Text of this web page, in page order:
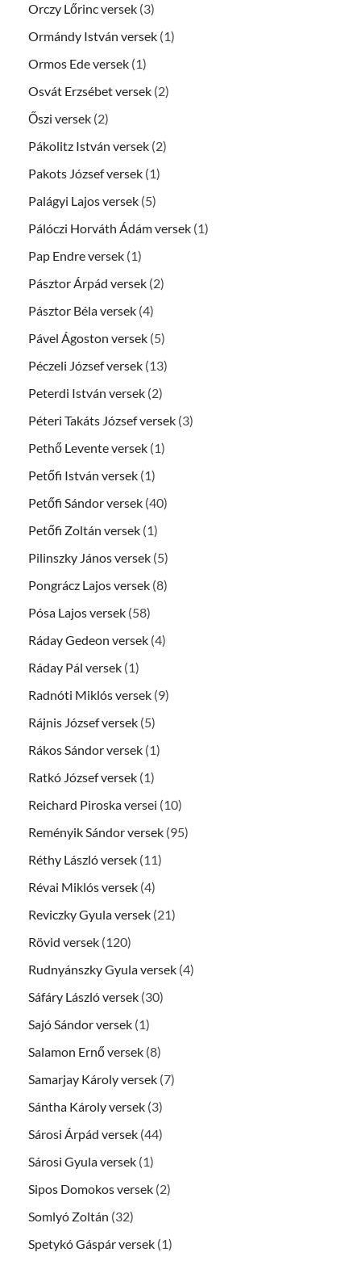
Orczy Lőrinc versek (3)
Ormándy István versek (1)
Ormos Ede versek (1)
Osvát Erzsébet versek (2)
Őszi versek (2)
Pákolitz István versek (2)
Pakots József versek (1)
Palágyi Lajos versek (5)
Pálóczi Horváth Ádám versek (1)
Pap Endre versek (1)
Pásztor Árpád versek (2)
Pásztor Béla versek (4)
Pável Ágoston versek (5)
Péczeli József versek (13)
Peterdi István versek (2)
Péteri Takáts József versek (3)
Pethő Levente versek (1)
Petőfi István versek (1)
Petőfi Sándor versek (40)
Petőfi Zoltán versek (1)
Pilinszky János versek (5)
Pongrácz Lajos versek (8)
Pósa Lajos versek (58)
Ráday Gedeon versek (4)
Ráday Pál versek (1)
Radnóti Miklós versek (9)
Rájnis József versek (5)
Rákos Sándor versek (1)
Ratkó József versek (1)
Reichard Piroska versei (10)
Reményik Sándor versek (95)
Réthy László versek (11)
Révai Miklós versek (4)
Reviczky Gyula versek (21)
Rövid versek (120)
Rudnyánszky Gyula versek (4)
Sáfáry László versek (30)
Sajó Sándor versek (1)
Salamon Ernő versek (8)
Samarjay Károly versek (7)
Sántha Károly versek (3)
Sárosi Árpád versek (44)
Sárosi Gyula versek (1)
Sipos Domokos versek (2)
Somlyó Zoltán (32)
Spetykó Gáspár versek (1)